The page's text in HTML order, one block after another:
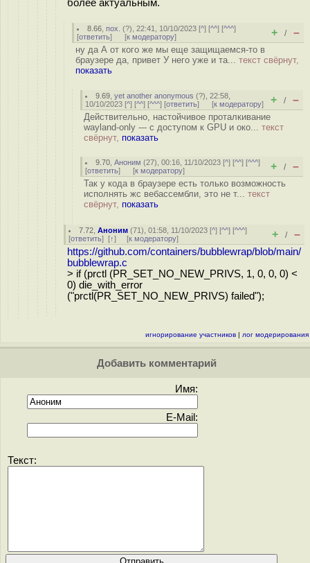
более актуальным.
8.66 ,пох. (?), 22:41, 10/10/2023 [^] [^^] [^^^]
[ответить] [к модератору] + / –
ну да А от кого же мы еще защищаемся-то в
браузере да, привет У него уже и та... текст свёрнут,
показать
9.69 ,yet another anonymous (?), 22:58,
10/10/2023 [^] [^^] [^^^] [ответить] [к модератору] + / –
Действительно, настойчивое проталкивание
wayland-only --- с доступом к GPU и око... текст
свёрнут, показать
9.70 ,Аноним (27), 00:16, 11/10/2023 [^] [^^] [^^^]
[ответить] [к модератору] + / –
Так у кода в браузере есть только возможность
исполнять жс вебассембли, это не т... текст
свёрнут, показать
7.72 ,Аноним (71), 01:58, 11/10/2023 [^] [^^] [^^^]
[ответить] [↑] [к модератору] + / –
https://github.com/containers/bubblewrap/blob/main/
bubblewrap.c
> if (prctl (PR_SET_NO_NEW_PRIVS, 1, 0, 0, 0) <
0) die_with_error
("prctl(PR_SET_NO_NEW_PRIVS) failed");
игнорирование участников | лог модерирования
Добавить комментарий
Имя:
E-Mail:
Текст: